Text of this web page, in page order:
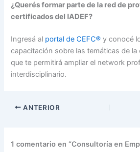
¿Querés formar parte de la red de
certificados del IADEF?
Ingresá al portal de CEFC® y conocé
capacitación sobre las temáticas de la
que te permitirá ampliar el network
interdisciplinario.
ANTERIOR
1 comentario en “Consultoría en